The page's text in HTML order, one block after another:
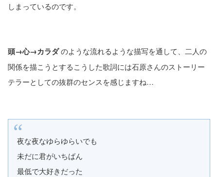
しまっているのです。
頭→心→カラダのような流れるような描写を通して、二人の
関係を描こうとするこうした歌詞には石原さんのストーリー
テラーとしての抜群のセンスを感じますね…
夜な夜なゆらゆらいでも
未だに君がいちばん
最低で大好きだった